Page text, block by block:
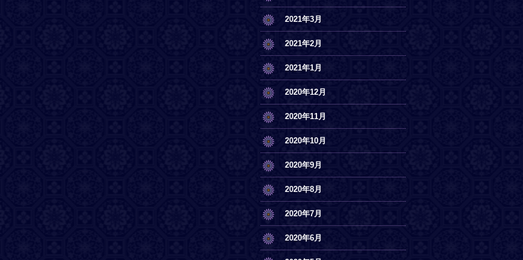
2021年3月
2021年2月
2021年1月
2020年12月
2020年11月
2020年10月
2020年9月
2020年8月
2020年7月
2020年6月